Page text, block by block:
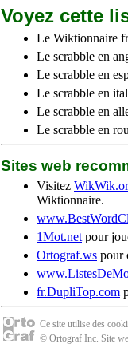
Voyez cette
Le Wiktionnaire
Le scrabble en
Le scrabble en
Le scrabble en
Le scrabble en
Le scrabble en
Sites web
Visitez
Wiktionnaire.
1Mot.net pour
Ortograf.ws pour
fr.DupliTop.com
Ce site utilise des
© Ortograf Inc. Site